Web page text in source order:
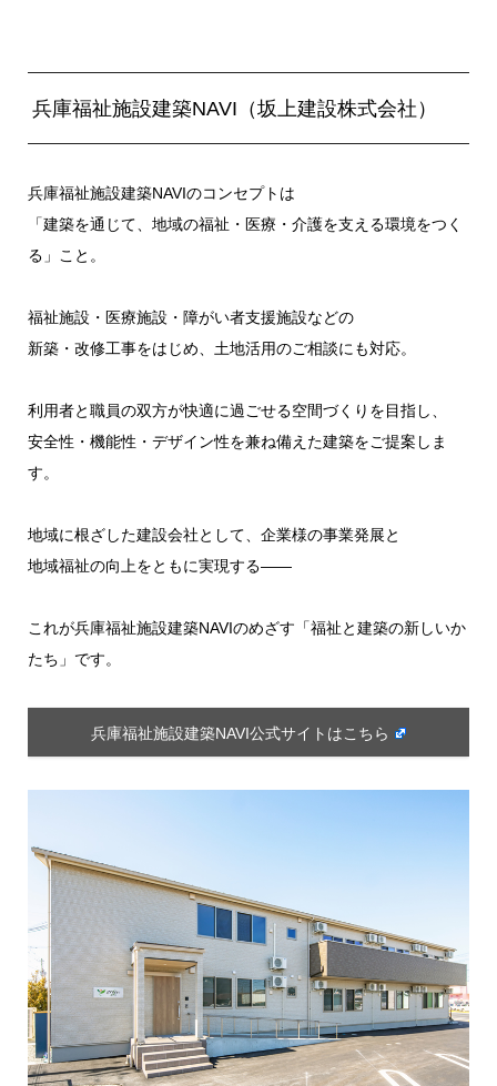
兵庫福祉施設建築NAVI（坂上建設株式会社）
兵庫福祉施設建築NAVIのコンセプトは
「建築を通じて、地域の福祉・医療・介護を支える環境をつく
る」こと。
福祉施設・医療施設・障がい者支援施設などの
新築・改修工事をはじめ、土地活用のご相談にも対応。
利用者と職員の双方が快適に過ごせる空間づくりを目指し、
安全性・機能性・デザイン性を兼ね備えた建築をご提案しま
す。
地域に根ざした建設会社として、企業様の事業発展と
地域福祉の向上をともに実現する――
これが兵庫福祉施設建築NAVIのめざす「福祉と建築の新しいか
たち」です。
兵庫福祉施設建築NAVI公式サイトはこちら